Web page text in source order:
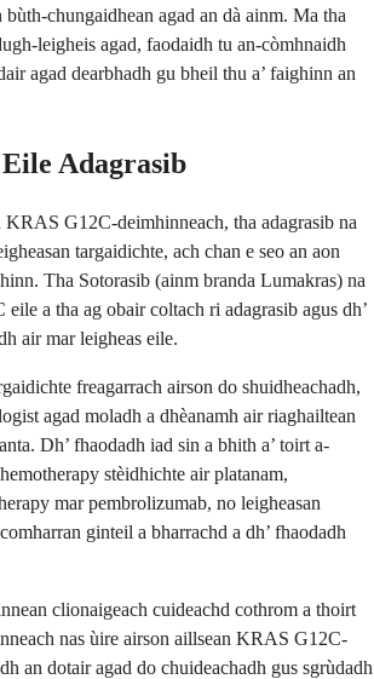
bùth-chungaidhean agad an dà ainm. Ma tha
leigheis agad, faodaidh tu an-còmhnaidh
agad dearbhadh gu bheil thu a’ faighinn an
Adagrasib
G12C-deimhinneach, tha adagrasib na
targaidichte, ach chan e seo an aon
Tha Sotorasib (ainm branda Lumakras) na
a tha ag obair coltach ri adagrasib agus dh’
air mar leigheas eile.
freagarrach airson do shuidheachadh,
agad moladh a dhèanamh air riaghailtean
Dh’ fhaodadh iad sin a bhith a’ toirt a-
stèidhichte air platanam,
mar pembrolizumab, no leigheasan
ginteil a bharrachd a dh’ fhaodadh
clionaigeach cuideachd cothrom a thoirt
nas ùire airson aillsean KRAS G12C-
an dotair agad do chuideachadh gus sgrùdadh